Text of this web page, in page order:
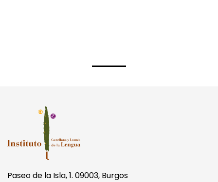
Paseo de la Isla, 1. 09003, Burgos